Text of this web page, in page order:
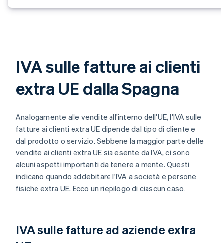
IVA sulle fatture ai clienti
extra UE dalla Spagna
Analogamente alle vendite all'interno dell'UE, l'IVA sulle
fatture ai clienti extra UE dipende dal tipo di cliente e
dal prodotto o servizio. Sebbene la maggior parte delle
vendite ai clienti extra UE sia esente da IVA, ci sono
alcuni aspetti importanti da tenere a mente. Questi
indicano quando addebitare l'IVA a società e persone
fisiche extra UE. Ecco un riepilogo di ciascun caso.
IVA sulle fatture ad aziende extra